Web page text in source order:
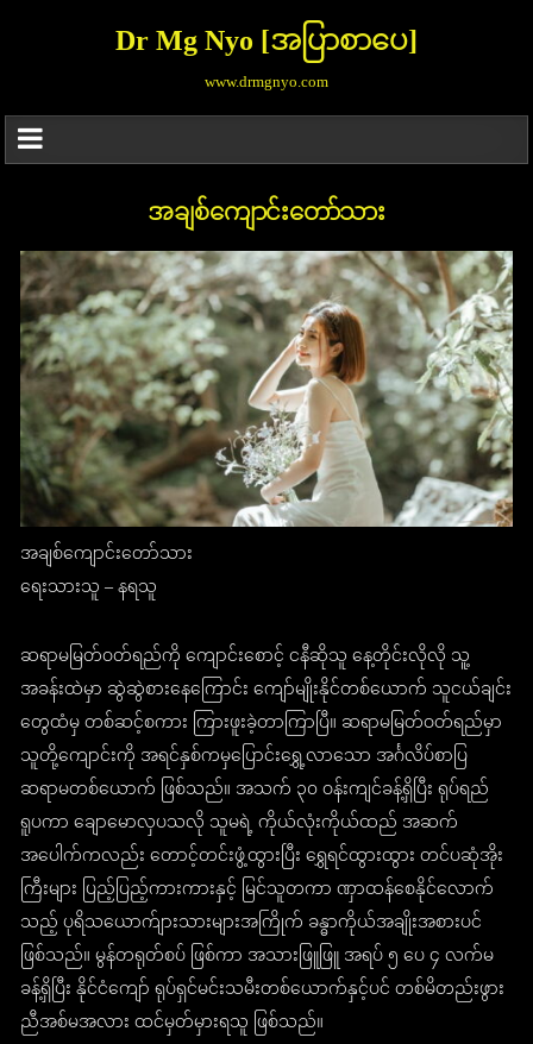
Dr Mg Nyo [အပြာစာပေ]
www.drmgnyo.com
အချစ်ကျောင်းတော်သား
အချစ်ကျောင်းတော်သား
ရေးသားသူ – နရသူ
ဆရာမမြတ်ဝတ်ရည်ကို ကျောင်းစောင့် ငနီဆိုသူ နေ့တိုင်းလိုလို သူ့
အခန်းထဲမှာ ဆွဲဆွဲစားနေကြောင်း ကျော်မျိုးနိုင်တစ်ယောက် သူငယ်ချင်း
တွေထံမှ တစ်ဆင့်စကား ကြားဖူးခဲ့တာကြာပြီ။ ဆရာမမြတ်ဝတ်ရည်မှာ
သူတို့ကျောင်းကို အရင်နှစ်ကမှပြောင်းရွှေ့လာသော အင်္ဂလိပ်စာပြ
ဆရာမတစ်ယောက် ဖြစ်သည်။ အသက် ၃၀ ဝန်းကျင်ခန့်ရှိပြီး ရုပ်ရည်
ရူပကာ ချောမောလှပသလို သူမရဲ့ ကိုယ်လုံးကိုယ်ထည် အဆက်
အပေါက်ကလည်း တောင့်တင်းဖွံ့ထွားပြီး ရွှေရင်ထွားထွား တင်ပဆုံအိုး
ကြီးများ ပြည့်ပြည့်ကားကားနှင့် မြင်သူတကာ ဏှာထန်စေနိုင်လောက်
သည့် ပုရိသယောက်ျားသားများအကြိုက် ခန္ဓာကိုယ်အချိုးအစားပင်
ဖြစ်သည်။ မွန်တရုတ်စပ် ဖြစ်ကာ အသားဖြူဖြူ အရပ် ၅ ပေ ၄ လက်မ
ခန့်ရှိပြီး နိုင်ငံကျော် ရုပ်ရှင်မင်းသမီးတစ်ယောက်နှင့်ပင် တစ်မိတည်းဖွား
ညီအစ်မအလား ထင်မှတ်မှားရသူ ဖြစ်သည်။